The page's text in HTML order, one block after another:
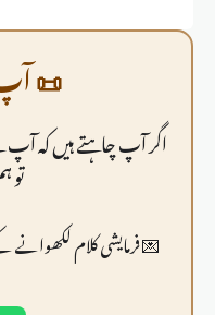
📜 آپ
اگر آپ چاہتے ہیں کہ